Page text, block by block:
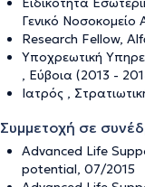
Γενικό
Research Fellow,
Υποχρεωτική
, Εύβοια (2013 -
Ιατρός ,
Συμμετοχή σε
Advanced Life
potential, 07/2015